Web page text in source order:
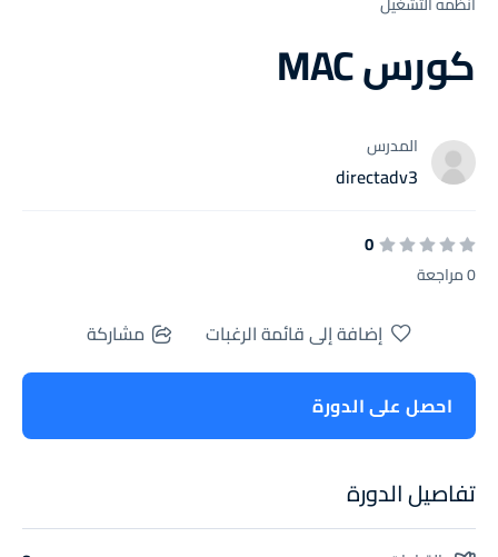
كورس MAC
المدرس
directadv3
0
0 مراجعة
إضافة إلى قائمة الرغبات مشاركة
احصل على الدورة
تفاصيل الدورة